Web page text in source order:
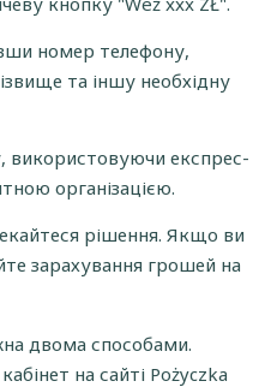
номер телефону,
та іншу необхідну
використовуючи експрес-
організацією.
рішення. Якщо ви
зарахування грошей на
двома способами.
на сайті Pożyczka